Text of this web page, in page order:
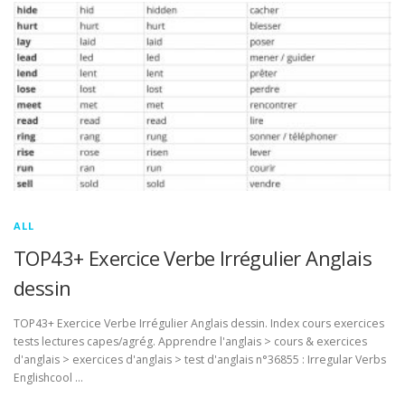
ALL
TOP43+ Exercice Verbe Irrégulier Anglais
dessin
TOP43+ Exercice Verbe Irrégulier Anglais dessin. Index cours exercices
tests lectures capes/agrég. Apprendre l'anglais > cours & exercices
d'anglais > exercices d'anglais > test d'anglais n°36855 : Irregular Verbs
Englishcool …